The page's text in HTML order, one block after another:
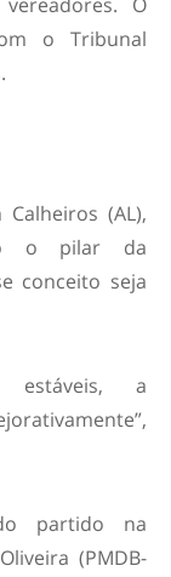
O
o Tribunal
(AL),
o pilar da
conceito seja
estáveis, a
partido na
(PMDB-